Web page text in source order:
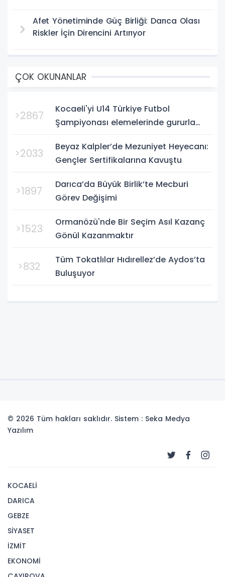
Afet Yönetiminde Güç Birliği: Darıca Olası
Riskler İçin Direncini Artırıyor
ÇOK OKUNANLAR
>2867
Kocaeli'yi U14 Türkiye Futbol
Şampiyonası elemelerinde gururla
Bursa'da oynanan yarı final...
>2033
Beyaz Kalpler’de Mezuniyet Heyecanı:
Gençler Sertifikalarına Kavuştu
>1897
Darıca’da Büyük Birlik’te Mecburi
Görev Değişimi
>1523
Ormanözü'nde Bir Seçim Asıl Kazanç
Gönül Kazanmaktır
>832
Tüm Tokatlılar Hıdırellez’de Aydos’ta
Buluşuyor
© 2026 Tüm hakları saklıdır. Sistem : Seka Medya
Yazılım
KOCAELİ
DARICA
GEBZE
SİYASET
İZMİT
EKONOMİ